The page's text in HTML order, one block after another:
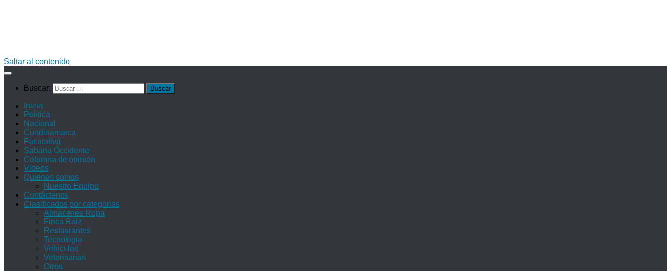
Saltar al contenido
Buscar:
Inicio
Política
Nacional
Cundinamarca
Facatativá
Sabana Occidente
Columna de opinión
Videos
Quienes somos
Nuestro Equipo
Contáctenos
Clasificados por categorias
Almacenes Ropa
Finca Raiz
Restaurantes
Tecnologia
Vehiculos
Veterinarias
Otros